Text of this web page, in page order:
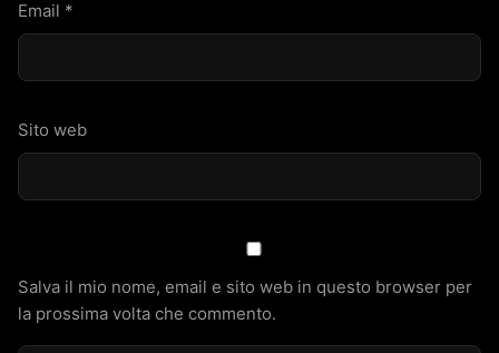
Email *
Sito web
Salva il mio nome, email e sito web in questo browser per
la prossima volta che commento.